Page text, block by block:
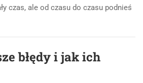
czas, ale od czasu do czasu podnieś
błędy i jak ich